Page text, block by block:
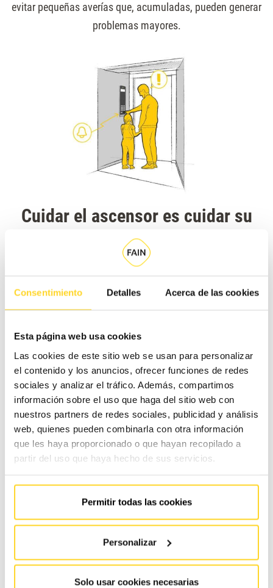
Consentimiento Detalles Acerca de las cookies
Esta página web usa cookies
Las cookies de este sitio web se usan para personalizar
el contenido y los anuncios, ofrecer funciones de redes
sociales y analizar el tráfico. Además, compartimos
información sobre el uso que haga del sitio web con
nuestros partners de redes sociales, publicidad y análisis
web, quienes pueden combinarla con otra información
que les haya proporcionado o que hayan recopilado a
partir del uso que haya hecho de sus servicios.
Permitir todas las cookies
Personalizar
Solo usar cookies necesarias
evitar pequeñas averías que, acumuladas, pueden generar
problemas mayores.
Cuidar el ascensor es cuidar su
vida útil
Un ascensor bien utilizado sufre menos averías, requiere
menos reparaciones y ofrece un servicio más fiable para
todos los usuarios. Además, un buen uso reduce las
disminuir los costes asociados a las reparaciones.
Desde FAIN Ascensores insistimos en que el
mantenimiento profesional es esencial, peroel uso
responsable por parte de los usuarios marca una gran
diferencia. Al igual que un coche o un dispositivo móvil, tu
ascensor no deja de ser una máquina. Tratarlo con cuidado
útily garantizar un funcionamiento óptimo durante
muchos años.
Si tienes dudas, te invitamos a consultar todos nuestros
consejos de seguridad y civismo al usar tu ascensor.¡Lo
que está en juego es tuseguridady la de los tuyos!